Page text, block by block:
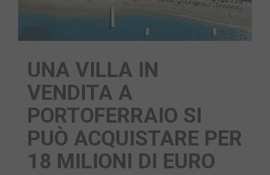
UNA VILLA IN
VENDITA A
PORTOFERRAIO SI
PUÒ ACQUISTARE PER
18 MILIONI DI EURO